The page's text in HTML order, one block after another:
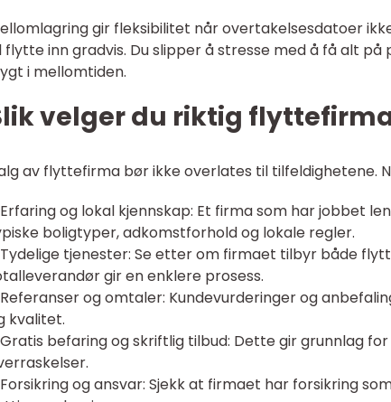
gir fleksibilitet når overtakelsesdatoer
flytte inn gradvis. Du slipper å stresse med å få alt på
i mellomtiden.
velger du riktig
av flyttefirma bør ikke overlates til tilfeldighetene.
og lokal kjennskap: Et firma som har jobbet
boligtyper, adkomstforhold og lokale regler.
tjenester: Se etter om firmaet tilbyr både
gir en enklere prosess.
og omtaler: Kundevurderinger og
kvalitet.
befaring og skriftlig tilbud: Dette gir grunnlag
og ansvar: Sjekk at firmaet har forsikring